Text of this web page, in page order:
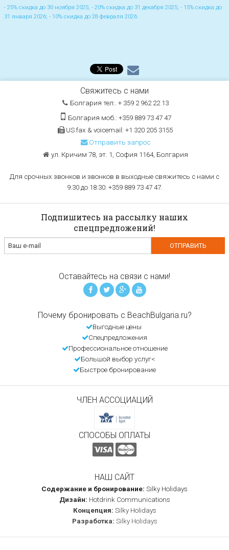
- 25% скидка до 30 ноября 2025; - 20% скидка до 31 декабря 2025; - 15% скидка до
31 января 2026; - 10% скидка до 28 февраля 2026.
Свяжитесь с нами
Болгария тел:. + 359 2 962 22 13
Болгария моб.: +359 889 73 47 47
US fax & voicemail: +1 320 205 3155
Отправить запрос
ул. Кричим 78, эт. 1, София 1164, Болгария
Для срочных звонков и звонков в выходные свяжитесь с нами с
9:30 до 18:30: +359 889 73 47 47.
Подпишитесь на рассылку наших
спецпредложений!
Оставайтесь на связи с нами!
Почему бронировать с BeachBulgaria.ru?
Выгодные цены
Спецпредложения
Профессиональное отношение
Большой выбор услуг<
Быстрое бронирование
ЧЛЕН АССОЦИАЦИЙ
СПОСОБЫ ОПЛАТЫ
НАШ САЙТ
Содержание и бронирование: Silky Holidays
Дизайн: Hotdrink Communications
Концепция: Silky Holidays
Разработка: Silky Holidays